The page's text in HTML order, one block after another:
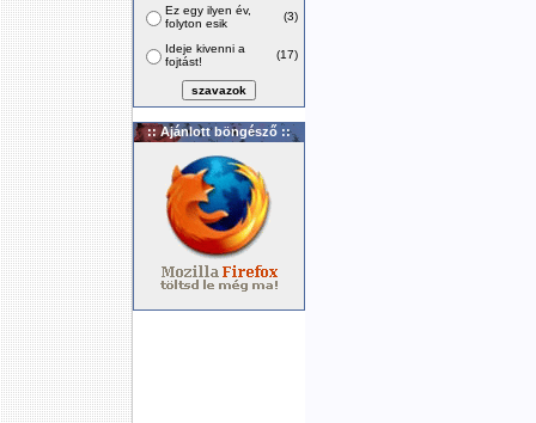
Ez egy ilyen év,
folyton esik
(3)
Ideje kivenni a
fojtást!
(17)
:: Ajánlott böngésző ::